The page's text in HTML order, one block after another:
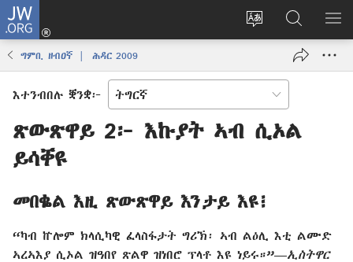
JW.ORG
ቋንቋ
እቶ
(opens
ኣብ
JW.ORG
ድለ
ግምቢ ዘብዐኛ | ሕዳር 2009
እተንብበሉ ቛንቋ፦
ጽውጽዋይ 2፦ እኩያት ኣብ ሲኦል
ይሳቐዩ
መበቈል እዚ ጽውጽዋይ እንታይ እዩ፧
“ካብ ኵሎም ክላሲካዊ ፈላስፋታት ግሪኽ፡ ኣብ ልዕሊ እቲ ልሙድ
ኣረኣእያ ሲኦል ዝዓበየ ጽልዋ ዝነበሮ ፕላቶ እዩ ነይሩ።”—ኢስትዋር